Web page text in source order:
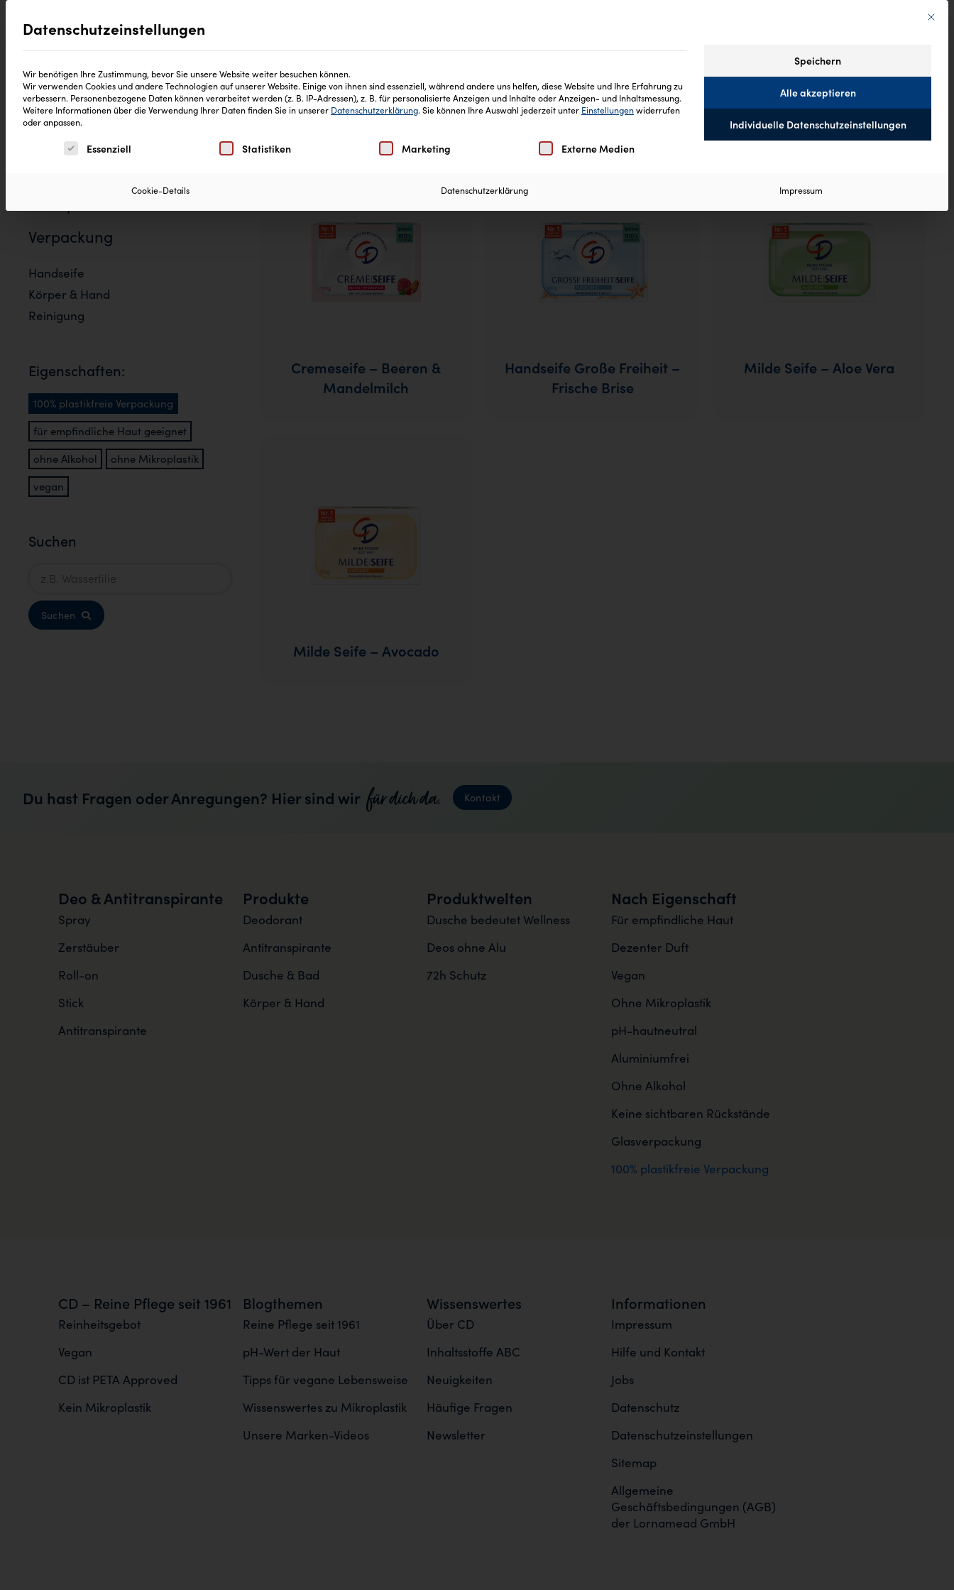
Produkte CD Reinheitsgebot Neuigkeiten Blog Inhaltsstoffe Häufige Fragen
Filter zurücksetzen
Verpackung
Handseife
Körper & Hand
Reinigung
Eigenschaften:
100% plastikfreie Verpackung
für empfindliche Haut geeignet
ohne Alkohol
ohne Mikroplastik
vegan
Suchen
Suchen
Cremeseife – Beeren &
Mandelmilch
Handseife Große Freiheit –
Frische Brise
Milde Seife – Aloe Vera
Milde Seife – Avocado
Du hast Fragen oder Anregungen? Hier sind wir für dich da. Kontakt
Deo & Antitranspirante
Spray
Zerstäuber
Roll-on
Stick
Antitranspirante
Produkte
Deodorant
Antitranspirante
Dusche & Bad
Körper & Hand
Produktwelten
Dusche bedeutet Wellness
Deos ohne Alu
72h Schutz
Nach Eigenschaft
Für empfindliche Haut
Dezenter Duft
Vegan
Ohne Mikroplastik
pH-hautneutral
Aluminiumfrei
Ohne Alkohol
Keine sichtbaren Rückstände
Glasverpackung
100% plastikfreie Verpackung
CD – Reine Pflege seit 1961
Reinheitsgebot
Vegan
CD ist PETA Approved
Kein Mikroplastik
Blogthemen
Reine Pflege seit 1961
pH-Wert der Haut
Tipps für vegane Lebensweise
Wissenswertes zu Mikroplastik
Unsere Marken-Videos
Wissenswertes
Über CD
Inhaltsstoffe ABC
Neuigkeiten
Häufige Fragen
Newsletter
Informationen
Impressum
Hilfe und Kontakt
Jobs
Datenschutz
Datenschutzeinstellungen
Sitemap
Allgemeine
Geschäftsbedingungen (AGB)
der Lornamead GmbH
Mit
Datenschutzeinstellungen
Wir benötigen Ihre Zustimmung, bevor Sie unsere Website weiter besuchen können.
Wir verwenden Cookies und andere Technologien auf unserer Website. Einige von ihnen sind essenziell, während andere uns helfen, diese Website und Ihre Erfahrung zu
verbessern. Personenbezogene Daten können verarbeitet werden (z. B. IP-Adressen), z. B. für personalisierte Anzeigen und Inhalte oder Anzeigen- und Inhaltsmessung.
Weitere Informationen über die Verwendung Ihrer Daten finden Sie in unserer Datenschutzerklärung. Sie können Ihre Auswahl jederzeit unter Einstellungenwiderrufen
oder anpassen.
Es folgt eine Liste der Service-Gruppen, für die eine Einwilligung erteilt werden kann. Die erste Service-Gruppe ist essenziell und kann nicht abgewählt werden.
Essenziell Statistiken Marketing Externe Medien
Speichern
Alle akzeptieren
Individuelle Datenschutzeinstellungen
Cookie-Details Datenschutzerklärung Impressum